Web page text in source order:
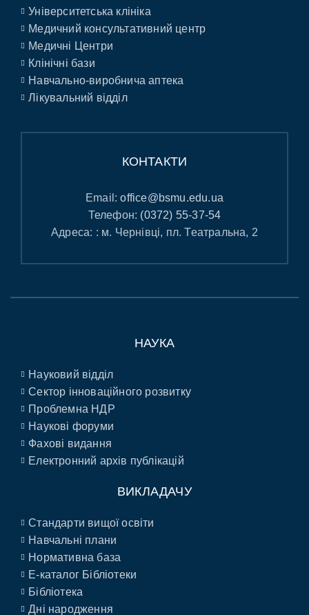
Університетська клініка
Медичний консультативний центр
Медичні Центри
Клінічні бази
Навчально-виробнича аптека
Лікувальний відділ
КОНТАКТИ
Email:office@bsmu.edu.ua
Телефон: (0372) 55-37-54
Адреса: : м. Чернівці, пл. Театральна, 2
НАУКА
Науковий відділ
Сектор інноваційного розвитку
Проблемна НДР
Наукові форуми
Фахові видання
Електронний архів публікацій
ВИКЛАДАЧУ
Стандарти вищої освіти
Навчальні плани
Нормативна база
E-каталог Бібліотеки
Бібліотека
Дні народження